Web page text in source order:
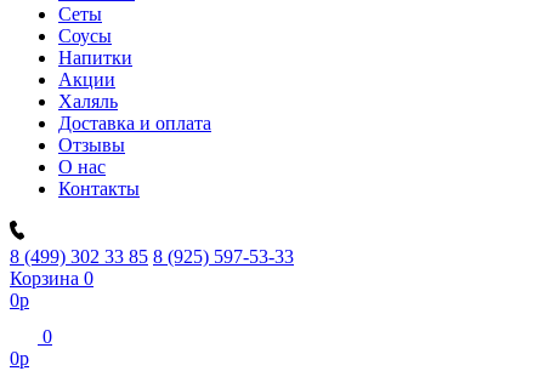
Сеты
Соусы
Напитки
Акции
Халяль
Доставка и оплата
Отзывы
О нас
Контакты
8 (499) 302 33 85 8 (925) 597-53-33
Корзина 0
0р
0
0р